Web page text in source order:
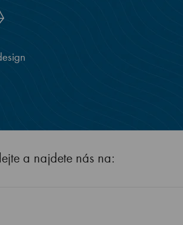
a najdete nás na: